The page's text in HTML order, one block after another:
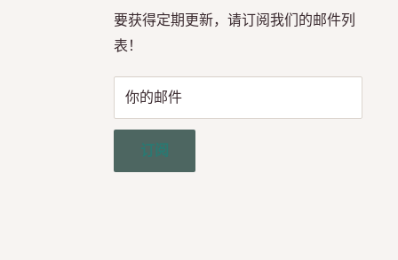
要获得定期更新，请订阅我们的邮件列
表！
你的邮件
订阅